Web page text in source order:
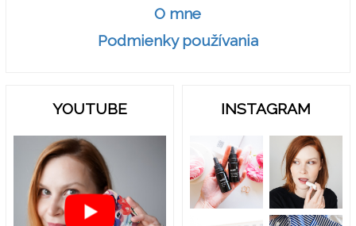
O mne
Podmienky používania
YOUTUBE INSTAGRAM